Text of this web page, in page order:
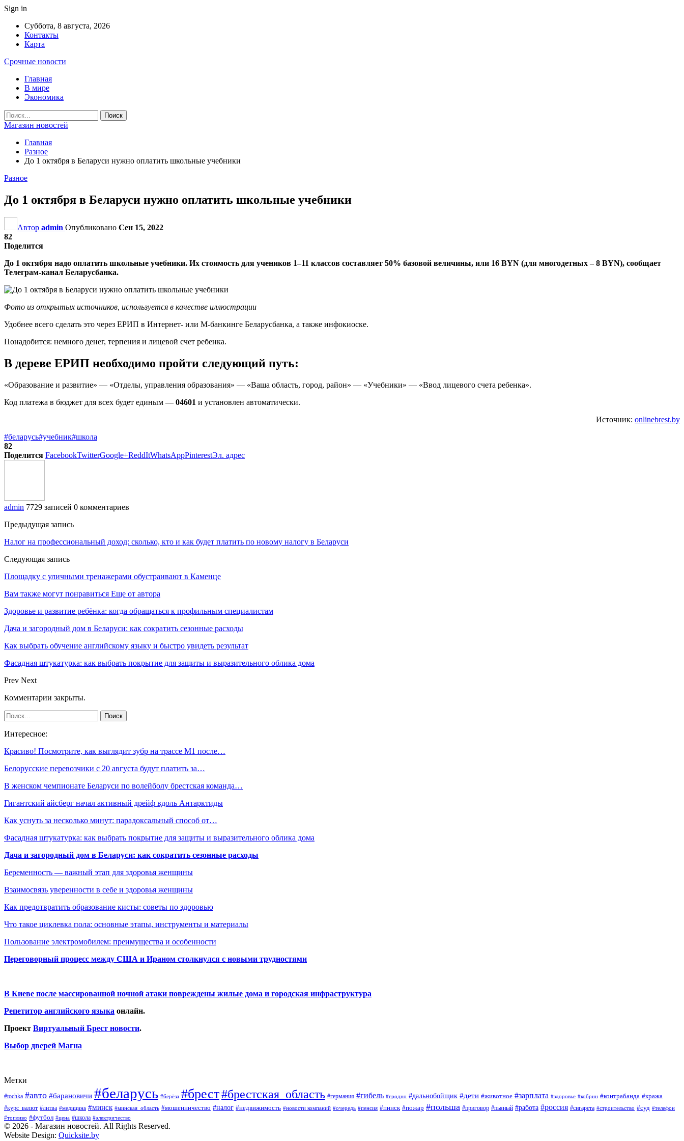
Sign in
Суббота, 8 августа, 2026
Контакты
Карта
Срочные новости
Главная
В мире
Экономика
Магазин новостей
Главная
Разное
До 1 октября в Беларуси нужно оплатить школьные учебники
Разное
До 1 октября в Беларуси нужно оплатить школьные учебники
Автор admin Опубликовано Сен 15, 2022
82
Поделится
До 1 октября надо оплатить школьные учебники. Их стоимость для учеников 1–11 классов составляет 50% базовой величины, или 16 BYN (для многодетных – 8 BYN), сообщает
Телеграм-канал Беларусбанка.
Фото из открытых источников, используется в качестве иллюстрации
Удобнее всего сделать это через ЕРИП в Интернет- или М-банкинге Беларусбанка, а также инфокиоске.
Понадобится: немного денег, терпения и лицевой счет ребенка.
В дереве ЕРИП необходимо пройти следующий путь:
«Образование и развитие» — «Отделы, управления образования» — «Ваша область, город, район» — «Учебники» — «Ввод лицевого счета ребенка».
Код платежа в бюджет для всех будет единым — 04601 и установлен автоматически.
Источник: onlinebrest.by
#беларусь#учебник#школа
82
Поделится FacebookTwitterGoogle+ReddItWhatsAppPinterestЭл. адрес
admin 7729 записей 0 комментариев
Предыдущая запись
Налог на профессиональный доход: сколько, кто и как будет платить по новому налогу в Беларуси
Следующая запись
Площадку с уличными тренажерами обустраивают в Каменце
Вам также могут понравиться Еще от автора
Здоровье и развитие ребёнка: когда обращаться к профильным специалистам
Дача и загородный дом в Беларуси: как сократить сезонные расходы
Как выбрать обучение английскому языку и быстро увидеть результат
Фасадная штукатурка: как выбрать покрытие для защиты и выразительного облика дома
Prev Next
Комментарии закрыты.
Интересное:
Красиво! Посмотрите, как выглядит зубр на трассе М1 после…
Белорусские перевозчики с 20 августа будут платить за…
В женском чемпионате Беларуси по волейболу брестская команда…
Гигантский айсберг начал активный дрейф вдоль Антарктиды
Как уснуть за несколько минут: парадоксальный способ от…
Фасадная штукатурка: как выбрать покрытие для защиты и выразительного облика дома
Дача и загородный дом в Беларуси: как сократить сезонные расходы
Беременность — важный этап для здоровья женщины
Взаимосвязь уверенности в себе и здоровья женщины
Как предотвратить образование кисты: советы по здоровью
Что такое циклевка пола: основные этапы, инструменты и материалы
Пользование электромобилем: преимущества и особенности
Переговорный процесс между США и Ираном столкнулся с новыми трудностями
В Киеве после массированной ночной атаки повреждены жилые дома и городская инфраструктура
Репетитор английского языка онлайн.
Проект Виртуальный Брест новости.
Выбор дверей Магна
Метки
#tochka #авто #барановичи #беларусь #берёза #брест#брестская_область #германия #гибель #гродно #дальнобойщик #дети #животное #зарплата #здоровье #кобрин #контрабанда #кража
#курс_валют #литва #медицина #минск #минская_область #мошенничество #налог #недвижимость #новости компаний #очередь #пенсия #пинск #пожар #польша #приговор #пьяный #работа #россия #сигарета #строительство #суд #телефон
#топливо #футбол #цена #школа #электричество
© 2026 - Магазин новостей. All Rights Reserved.
Website Design: Quicksite.by